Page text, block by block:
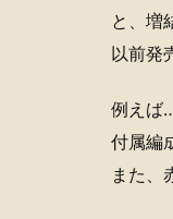
と、増
以前発
例えば…
付属編
また、